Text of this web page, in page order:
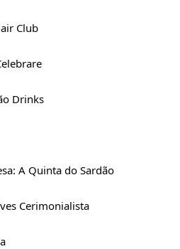
Club
Drinks
A Quinta do Sardão
Cerimonialista